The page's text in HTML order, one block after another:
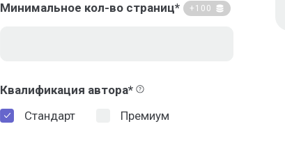
Минимальное кол-во страниц* +100
Квалификация автора*
Стандарт
Премиум